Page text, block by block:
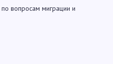
вопросам миграции и